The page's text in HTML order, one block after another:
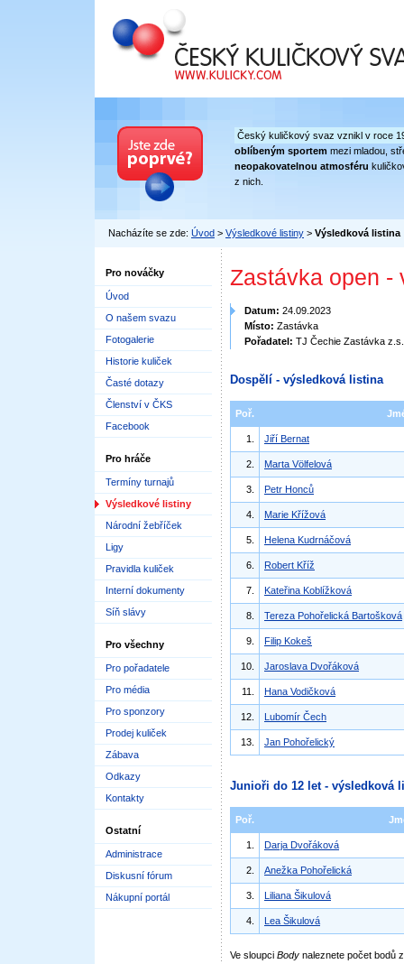
Český kuličkový svaz
Český kuličkový svaz vznikl v roce
oblíbeným sportem mezi mladou,
neopakovatelnou atmosféru
z nich.
Nacházíte se zde: Úvod > Výsledkové listiny > Výsledková listina
Pro nováčky
Úvod
O našem svazu
Fotogalerie
Historie kuliček
Časté dotazy
Členství v ČKS
Facebook
Pro hráče
Termíny turnajů
Výsledkové listiny
Národní žebříček
Ligy
Pravidla kuliček
Interní dokumenty
Síň slávy
Pro všechny
Pro pořadatele
Pro média
Pro sponzory
Prodej kuliček
Zábava
Odkazy
Kontakty
Ostatní
Administrace
Diskusní fórum
Nákupní portál
Zastávka open -
Datum: 24.09.2023
Místo: Zastávka
Pořadatel: TJ Čechie Zastávka
Dospělí - výsledková listina
Poř.
1. Jiří Bernat
2. Marta Völfelová
3. Petr Honců
4. Marie Křížová
5. Helena Kudrnáčová
6. Robert Kříž
7. Kateřina Koblížková
8. Tereza Pohořelická Bartošková
9. Filip Kokeš
10. Jaroslava Dvořáková
11. Hana Vodičková
12. Lubomír Čech
13. Jan Pohořelický
Junioři do 12 let - výsledková
Poř.
1. Darja Dvořáková
2. Anežka Pohořelická
3. Liliana Šikulová
4. Lea Šikulová
Ve sloupci Body naleznete počet bodů